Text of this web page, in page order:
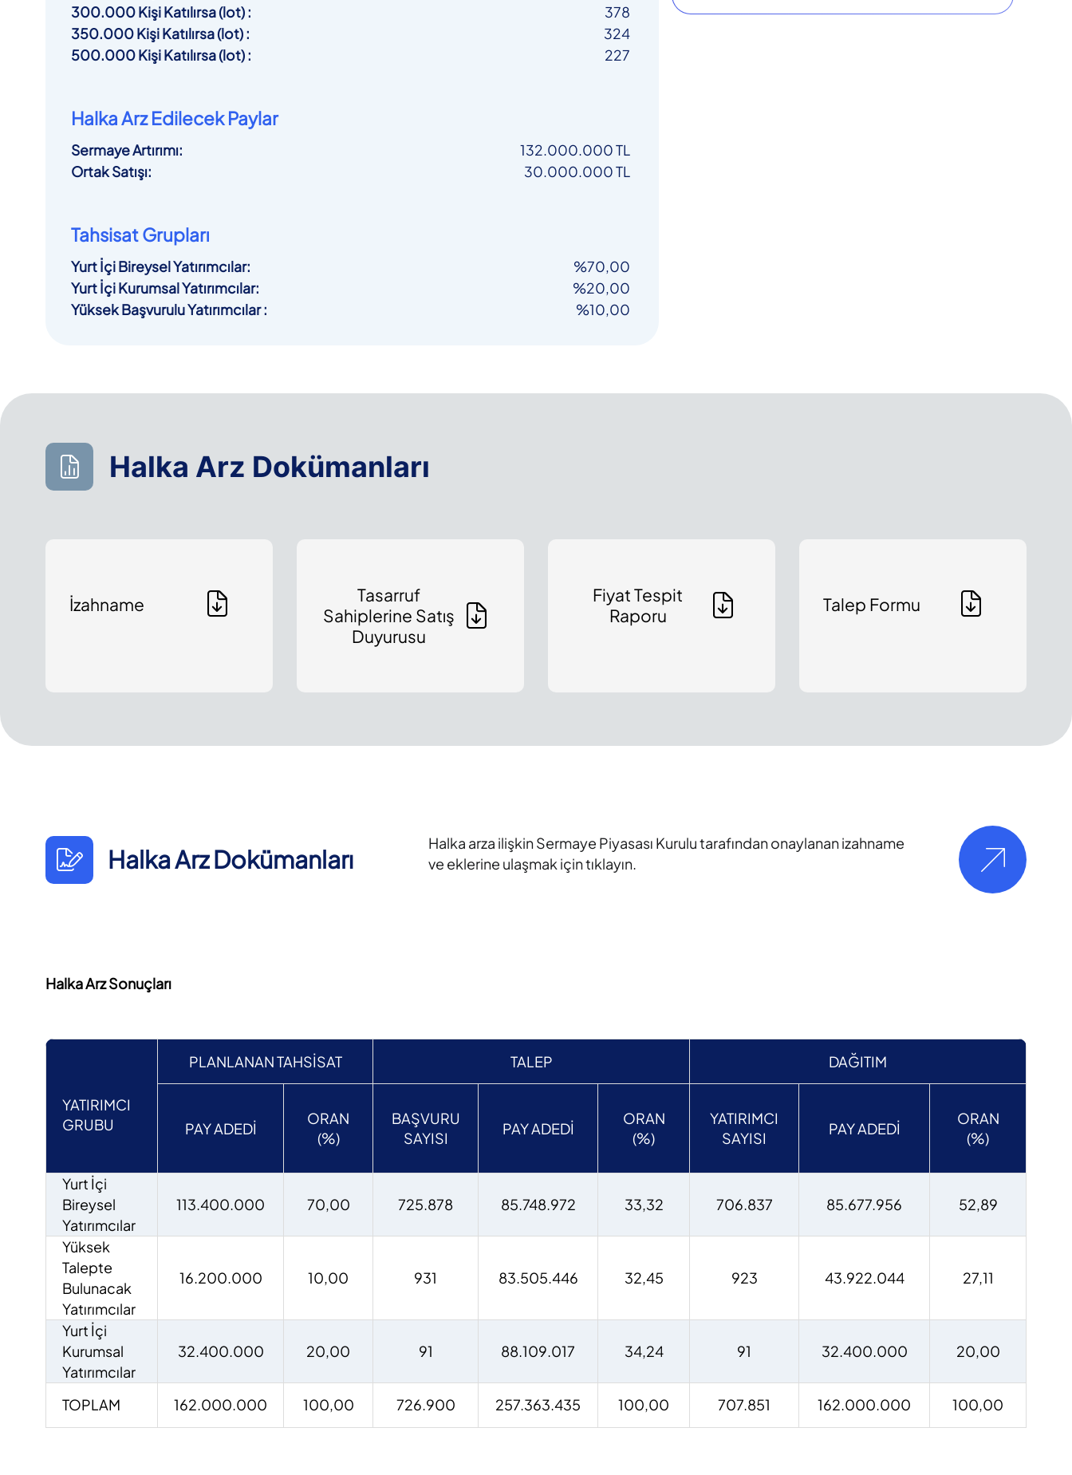
300.000 Kişi Katılırsa (lot):
378
350.000 Kişi Katılırsa (lot):
324
500.000 Kişi Katılırsa (lot): 227
Halka Arz Edilecek Paylar
Sermaye Artırımı:
132.000.000 TL
Ortak Satışı: 30.000.000 TL
Tahsisat Grupları
Yurt İçi Bireysel Yatırımcılar:
%70,00
Yurt İçi Kurumsal Yatırımcılar:
%20,00
Yüksek Başvurulu Yatırımcılar: %10,00
Halka Arz Dokümanları
İzahname
Tasarruf
Sahiplerine Satış
Duyurusu
Fiyat Tespit
Raporu
Talep Formu
Halka Arz Dokümanları
Halka arza ilişkin Sermaye Piyasası Kurulu tarafından onaylanan izahname
ve eklerine ulaşmak için tıklayın.
Halka Arz Sonuçları
YATIRIMCI
GRUBU
PLANLANAN TAHSİSAT TALEP DAĞITIM
PAY ADEDİ
ORAN
(%)
BAŞVURU
SAYISI
PAY ADEDİ
ORAN
(%)
YATIRIMCI
SAYISI
PAY ADEDİ
ORAN
(%)
Yurt İçi
Bireysel
Yatırımcılar
113.400.000 70,00 725.878 85.748.972 33,32 706.837 85.677.956 52,89
Yüksek
Talepte
Bulunacak
Yatırımcılar
16.200.000 10,00 931 83.505.446 32,45 923 43.922.044 27,11
Yurt İçi
Kurumsal
Yatırımcılar
32.400.000 20,00 91 88.109.017 34,24 91 32.400.000 20,00
TOPLAM 162.000.000 100,00 726.900 257.363.435 100,00 707.851 162.000.000 100,00